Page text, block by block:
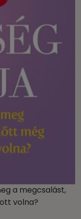
a megcsalást,
volna?